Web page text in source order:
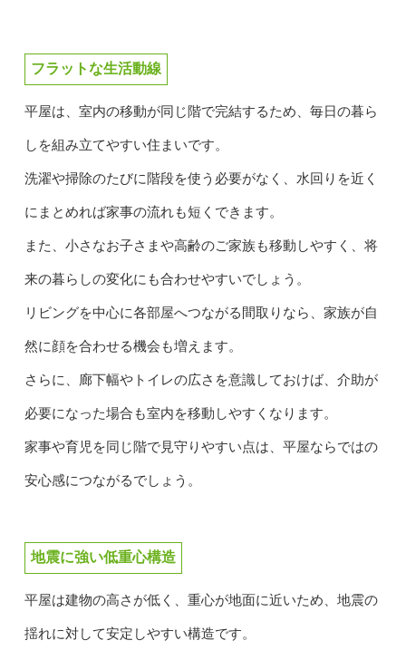
フラットな生活動線
平屋は、室内の移動が同じ階で完結するため、毎日の暮ら
しを組み立てやすい住まいです。
洗濯や掃除のたびに階段を使う必要がなく、水回りを近く
にまとめれば家事の流れも短くできます。
また、小さなお子さまや高齢のご家族も移動しやすく、将
来の暮らしの変化にも合わせやすいでしょう。
リビングを中心に各部屋へつながる間取りなら、家族が自
然に顔を合わせる機会も増えます。
さらに、廊下幅やトイレの広さを意識しておけば、介助が
必要になった場合も室内を移動しやすくなります。
家事や育児を同じ階で見守りやすい点は、平屋ならではの
安心感につながるでしょう。
地震に強い低重心構造
平屋は建物の高さが低く、重心が地面に近いため、地震の
揺れに対して安定しやすい構造です。